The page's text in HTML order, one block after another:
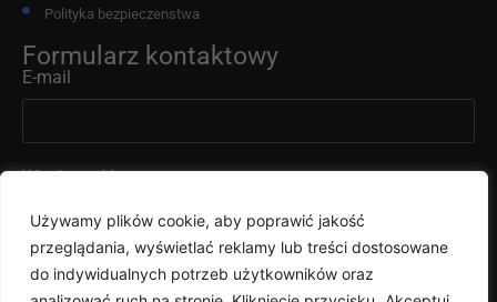
Używamy plików cookie, aby poprawić jakość
przeglądania, wyświetlać reklamy lub treści dostosowane
do indywidualnych potrzeb użytkowników oraz
Polityka bezpieczenstwa
Formularz kontaktowy
E-mail
Wiadomość